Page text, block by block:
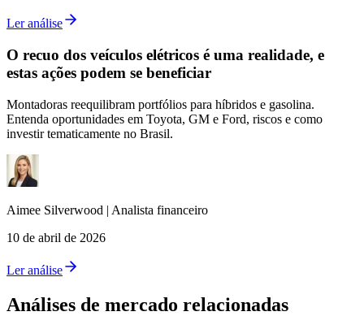
Ler análise
O recuo dos veículos elétricos é uma realidade, e
estas ações podem se beneficiar
Montadoras reequilibram portfólios para híbridos e gasolina.
Entenda oportunidades em Toyota, GM e Ford, riscos e como
investir tematicamente no Brasil.
Aimee Silverwood | Analista financeiro
10 de abril de 2026
Ler análise
Análises de mercado relacionadas